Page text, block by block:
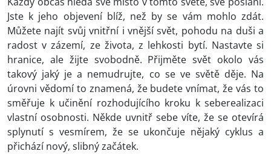
Jste k jeho objevení blíž, než by se vám mohlo zdát.
Můžete najít svůj vnitřní i vnější svět, pohodu na duši a
radost v zázemí, ze života, z lehkosti bytí. Nastavte si
hranice, ale žijte svobodně. Přijměte svět okolo vás
takový jaký je a nemudrujte, co se ve světě děje. Na
úrovni vědomí to znamená, že budete vnímat, že vás to
směřuje k učinění rozhodujícího kroku k seberealizaci
vlastní osobnosti. Někde uvnitř sebe víte, že se otevírá
splynutí s vesmírem, že se ukončuje nějaký cyklus a
přichází nový, slibný začátek.